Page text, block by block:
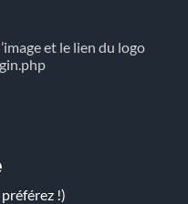
et le lien du logo
!)